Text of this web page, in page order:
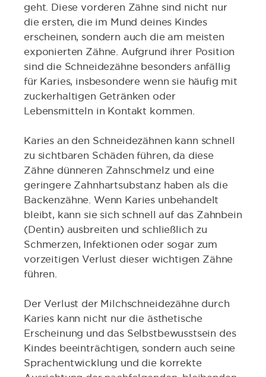
geht. Diese vorderen Zähne sind nicht nur
die ersten, die im Mund deines Kindes
erscheinen, sondern auch die am meisten
exponierten Zähne. Aufgrund ihrer Position
sind die Schneidezähne besonders anfällig
für Karies, insbesondere wenn sie häufig mit
zuckerhaltigen Getränken oder
Lebensmitteln in Kontakt kommen.
Karies an den Schneidezähnen kann schnell
zu sichtbaren Schäden führen, da diese
Zähne dünneren Zahnschmelz und eine
geringere Zahnhartsubstanz haben als die
Backenzähne. Wenn Karies unbehandelt
bleibt, kann sie sich schnell auf das Zahnbein
(Dentin) ausbreiten und schließlich zu
Schmerzen, Infektionen oder sogar zum
vorzeitigen Verlust dieser wichtigen Zähne
führen.
Der Verlust der Milchschneidezähne durch
Karies kann nicht nur die ästhetische
Erscheinung und das Selbstbewusstsein des
Kindes beeinträchtigen, sondern auch seine
Sprachentwicklung und die korrekte